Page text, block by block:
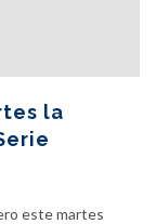
la
este martes